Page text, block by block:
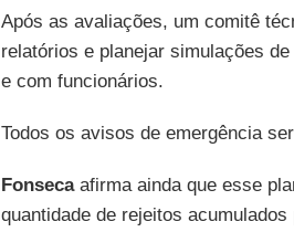
Após as avaliações, um comitê
relatórios e planejar simulações
e com funcionários.
Todos os avisos de emergência
Fonsecaafirma ainda que esse
quantidade de rejeitos